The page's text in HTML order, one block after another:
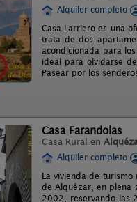
Alquiler completo
Casa Larriero es una
trata de dos
acondicionada para
ideal para olvidarse
Pasear por los
Casa Farandolas
Casa Rural en
Alquiler completo
La vivienda de
de Alquézar, en plena
2002, reservando las